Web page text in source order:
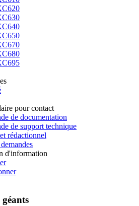
pour contact
de documentation
de support technique
rédactionnel
d'information